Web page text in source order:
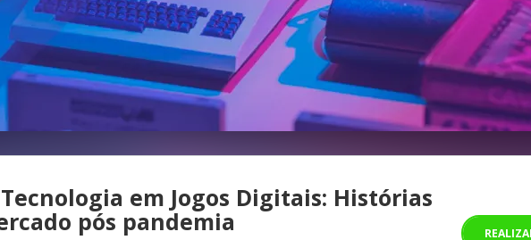
em Jogos Digitais: Histórias
pós pandemia